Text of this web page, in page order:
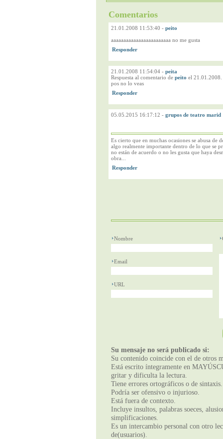
Comentarios
21.01.2008 11:53:40 - peito
aaaaaaaaaaaaaaaaaaaaaaaa no me gusta
21.01.2008 11:54:04 - peita
Respuesta al comentario de peito el 21.01.2008.
pos no lo veas
05.05.2015 16:17:12 - grupos de teatro marid
Es cierto que en muchas ocasiones se abusa de
algo realmente importante dentro de lo que se
no están de acuerdo o no les gusta que haya
obra...
Nombre
Email
URL
Su mensaje no será publicado si:
Su contenido coincide con el de otros
Está escrito íntegramente en
gritar y dificulta la lectura.
Tiene errores ortográficos o de sintaxis.
Podría ser ofensivo o injurioso.
Está fuera de contexto.
Incluye insultos, palabras soeces,
simplificaciones.
Es un intercambio personal con otro
de(usuarios).